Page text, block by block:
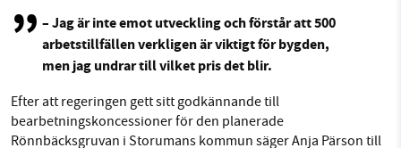
– Jag är inte emot utveckling och förstår att 500
arbetstillfällen verkligen är viktigt för bygden,
men jag undrar till vilket pris det blir.
Efter att regeringen gett sitt godkännande till
bearbetningskoncessioner för den planerade
Rönnbäcksgruvan i Storumans kommun säger Anja Pärson till